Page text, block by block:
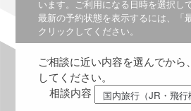
います。ご利用になる日時を選択し
最新の予約状態を表示するには、「
クリックしてください。
ご相談に近い内容を選んでか
してください。
相談内容
7:30
7:00
8:00
7:30